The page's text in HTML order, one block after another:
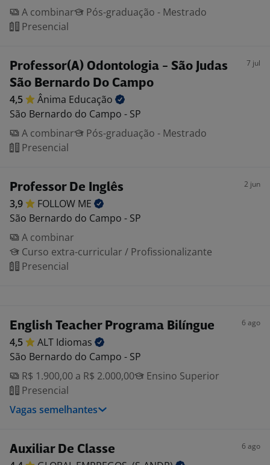
A combinar
Pós-graduação - Mestrado
Presencial
Professor(A) Odontologia - São Judas
São Bernardo Do Campo
7 jul
4,5 Ânima Educação
São Bernardo do Campo - SP
A combinar
Pós-graduação - Mestrado
Presencial
Professor De Inglês 2 jun
3,9 FOLLOW ME
São Bernardo do Campo - SP
A combinar
Curso extra-curricular / Profissionalizante
Presencial
English Teacher Programa Bilíngue 6 ago
4,5 ALT Idiomas
São Bernardo do Campo - SP
R$ 1.900,00 a R$ 2.000,00
Ensino Superior
Presencial
Vagas semelhantes
Auxiliar De Classe 6 ago